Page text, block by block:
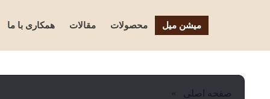
میشن میل محصولات مقالات همکاری با ما
صفحه اصلی »